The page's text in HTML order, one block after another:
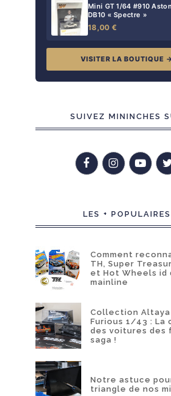
Mini GT 1/64 #910
DB10 « Spectre »
18,00 €
VISITER LA BOUTIQUE
SUIVEZ MININCHES
LES + POPULAIRES
Comment
TH, Super
et Hot Wheels id
mainline
Collection Altaya
Furious 1/43 : La
des voitures des
saga !
Notre astuce
triangle de nos